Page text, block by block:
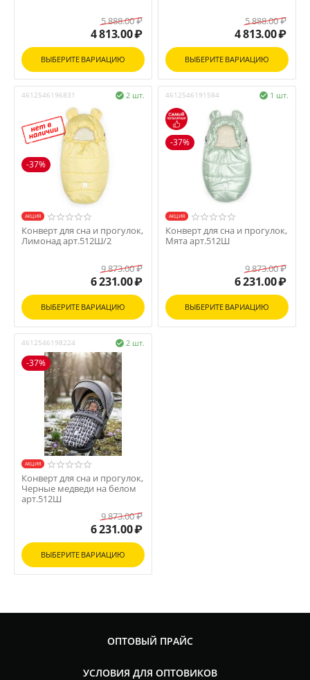
5 888.00₽
4 813.00₽
ВЫБЕРИТЕ ВАРИАЦИЮ
5 888.00₽
4 813.00₽
ВЫБЕРИТЕ ВАРИАЦИЮ
4612546196831 2 шт.

-37%
AКЦИЯ
Конверт для сна и прогулок,
Лимонад арт.512Ш/2
9 873.00₽
6 231.00₽
ВЫБЕРИТЕ ВАРИАЦИЮ
4612546191584 1 шт.

-37%
AКЦИЯ
Конверт для сна и прогулок,
Мята арт.512Ш
9 873.00₽
6 231.00₽
ВЫБЕРИТЕ ВАРИАЦИЮ
4612546198224 2 шт.

-37%
AКЦИЯ
Конверт для сна и прогулок,
Черные медведи на белом
арт.512Ш
9 873.00₽
6 231.00₽
ВЫБЕРИТЕ ВАРИАЦИЮ
ОПТОВЫЙ ПРАЙС
УСЛОВИЯ ДЛЯ ОПТОВИКОВ